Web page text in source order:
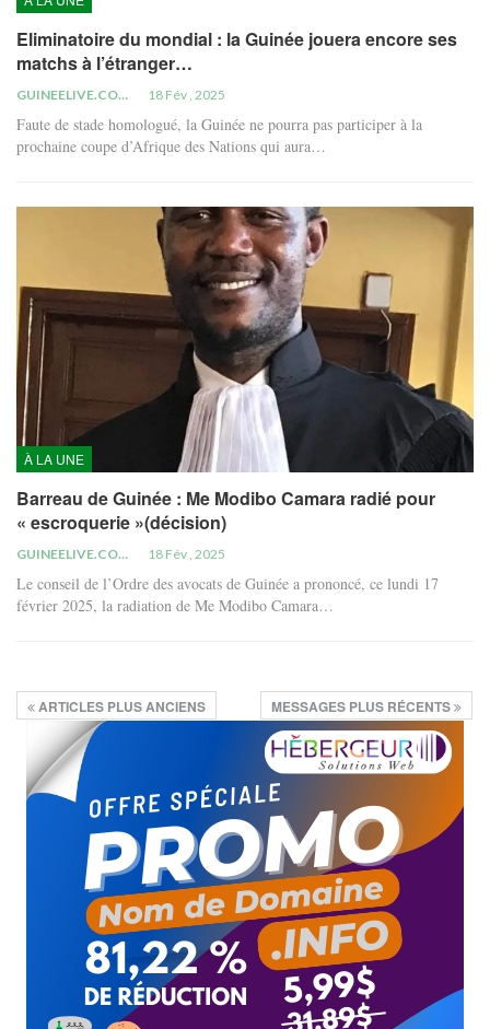
Eliminatoire du mondial : la Guinée jouera encore ses
matchs à l’étranger…
GUINEELIVE.COM 18 Fév , 2025
Faute de stade homologué, la Guinée ne pourra pas participer à la
prochaine coupe d’Afrique des Nations qui aura…
À LA UNE
Barreau de Guinée : Me Modibo Camara radié pour
« escroquerie »(décision)
GUINEELIVE.COM 18 Fév , 2025
Le conseil de l’Ordre des avocats de Guinée a prononcé, ce lundi 17
février 2025, la radiation de Me Modibo Camara…
ARTICLES PLUS ANCIENS MESSAGES PLUS RÉCENTS